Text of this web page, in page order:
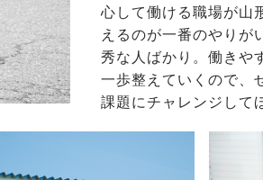
心して働ける職場が山
えるのが一番のやりが
秀な人ばかり。働きや
一歩整えていくので、
課題にチャレンジして